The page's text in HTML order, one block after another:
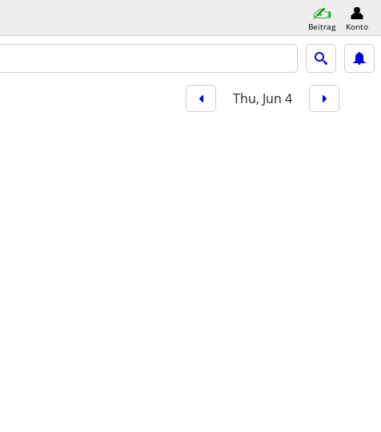
Beitrag Konto
Thu, Jun 4